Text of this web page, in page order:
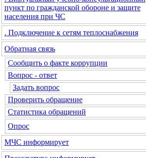
пункт по гражданской обороне и защите
населения при ЧС
. Подключение к сетям теплоснабжения
Обратная связь
Сообщить о факте коррупции
Вопрос - ответ
Задать вопрос
Проверить обращение
Статистика обращений
Опрос
МЧС информирует